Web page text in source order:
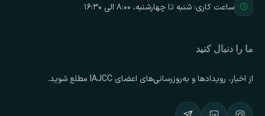
ساعت کاری: شنبه تا چهارشنبه، ۸:۰۰ الی ۱۶:۳۰
ما را دنبال کنید
از اخبار، رویدادها و به‌روزرسانی‌های اعضای IAJCC مطلع شوید.